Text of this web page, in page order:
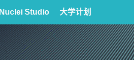
Nuclei Studio 大学计划